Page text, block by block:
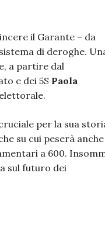
il Garante – da
di deroghe.
a partire dal
e dei 5S Paola
per la sua
su cui peserà
a 600.
sul futuro dei